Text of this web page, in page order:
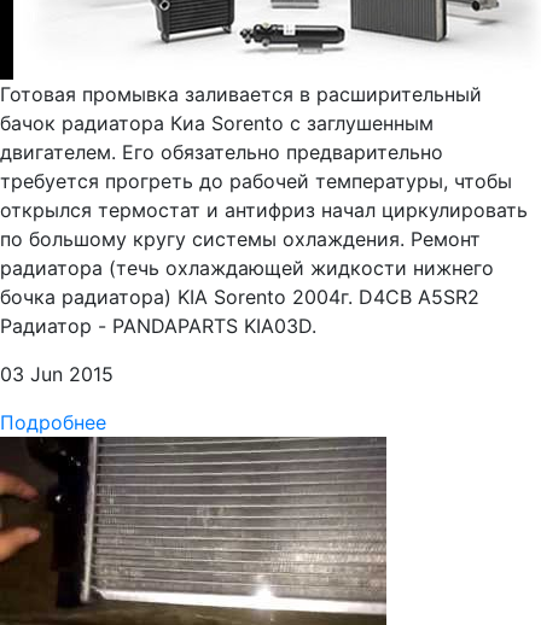
Готовая промывка заливается в расширительный
бачок радиатора Киа Sorento с заглушенным
двигателем. Его обязательно предварительно
требуется прогреть до рабочей температуры, чтобы
открылся термостат и антифриз начал циркулировать
по большому кругу системы охлаждения. Ремонт
радиатора (течь охлаждающей жидкости нижнего
бочка радиатора) KIA Sorento 2004г. D4CB A5SR2
Радиатор - PANDAPARTS KIA03D.
03 Jun 2015
Подробнее